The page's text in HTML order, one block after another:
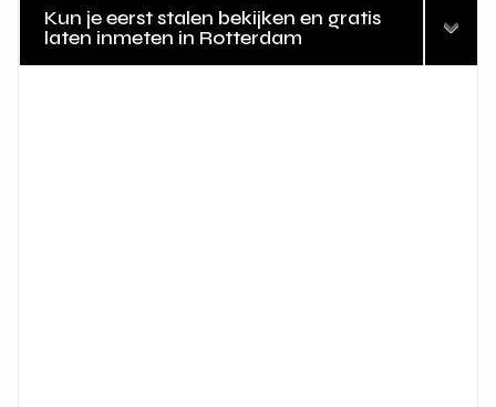
Kun je eerst stalen bekijken en gratis
laten inmeten in Rotterdam